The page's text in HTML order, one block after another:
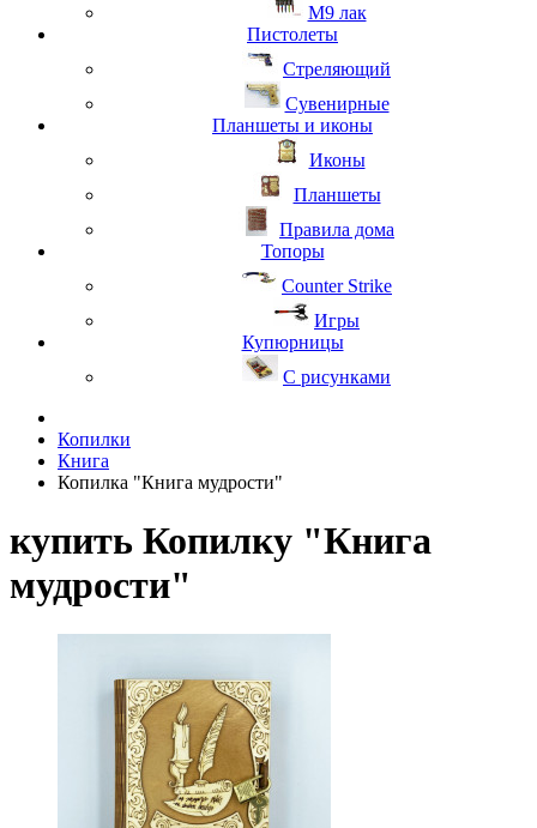
M9 лак
Пистолеты
Стреляющий
Сувенирные
Планшеты и иконы
Иконы
Планшеты
Правила дома
Топоры
Counter Strike
Игры
Купюрницы
С рисунками
Копилки
Книга
Копилка "Книга мудрости"
купить Копилку "Книга
мудрости"